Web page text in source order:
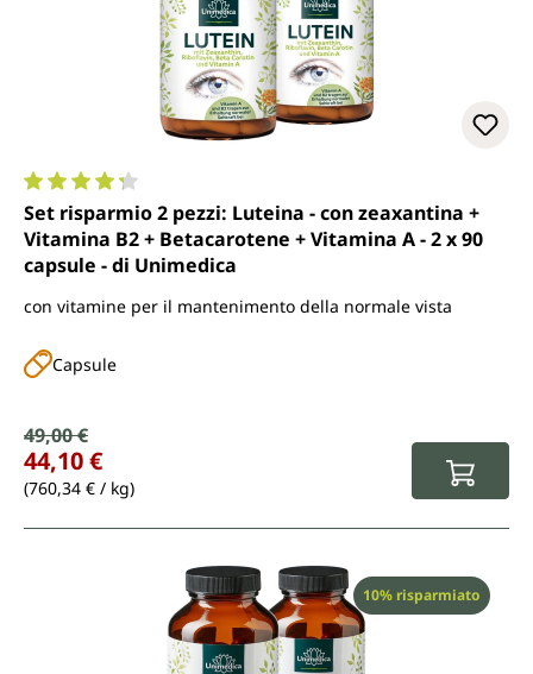
Valutazione media di 4.2 su 5 stelle
Set risparmio 2 pezzi: Luteina - con zeaxantina +
Vitamina B2 + Betacarotene + Vitamina A - 2 x 90
capsule - di Unimedica
con vitamine per il mantenimento della normale vista
Capsule
Prezzo di vendita:
Prezzo normale:
49,00 €
44,10 €
(760,34 € / kg)
Sconto
10% risparmiato